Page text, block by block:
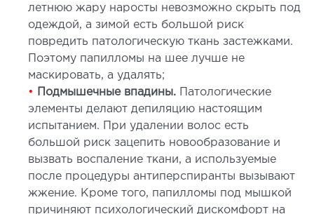
транспортировка в Киеве и
(Перевозка больных)
помощь в Киеве
сосудов
диагностика
летнюю жару наросты невозможно скрыть под
одеждой, а зимой есть большой риск
повредить патологическую ткань застежками.
Поэтому папилломы на шее лучше не
маскировать, а удалять;
•
Подмышечные впадины. Патологические
элементы делают депиляцию настоящим
испытанием. При удалении волос есть
большой риск зацепить новообразование и
вызвать воспаление ткани, а используемые
после процедуры антиперспиранты вызывают
жжение. Кроме того, папилломы под мышкой
причиняют психологический дискомфорт на